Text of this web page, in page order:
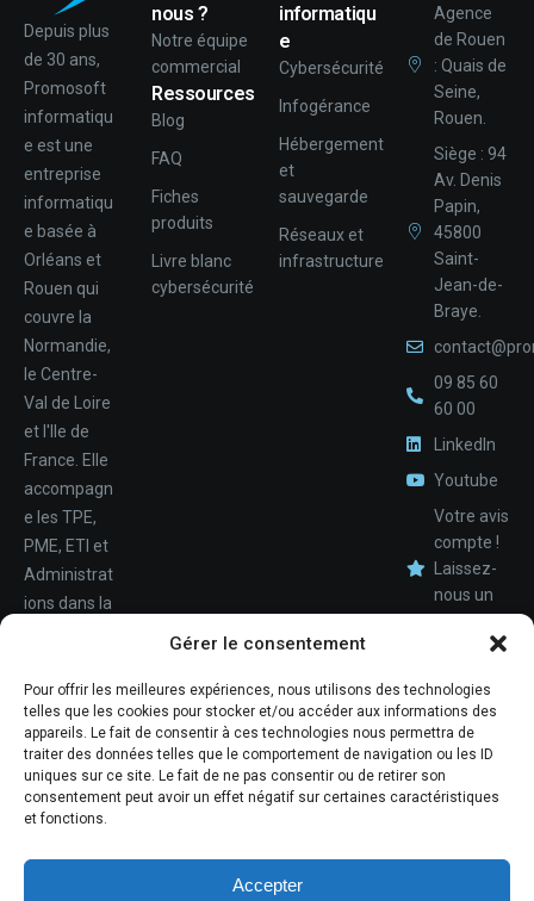
Gérer le consentement
Pour offrir les meilleures expériences, nous utilisons des technologies
telles que les cookies pour stocker et/ou accéder aux informations des
appareils. Le fait de consentir à ces technologies nous permettra de
traiter des données telles que le comportement de navigation ou les ID
uniques sur ce site. Le fait de ne pas consentir ou de retirer son
consentement peut avoir un effet négatif sur certaines caractéristiques
et fonctions.
Accepter
Téléphone
Depuis plus
de 30 ans,
Promosoft
informatiqu
e est une
entreprise
informatiqu
e basée à
Orléans et
Rouen qui
couvre la
Normandie,
le Centre-
Val de Loire
et l'Ile de
France. Elle
accompagn
e les TPE,
PME, ETI et
Administrat
ions dans la
déploiemen
t et la
maintenan
ce de leur
système
ons.
nous ?
Notre équipe
commercial
Ressources
Blog
FAQ
Fiches
produits
Livre blanc
cybersécurité
informatiqu
e
Cybersécurité
Infogérance
Hébergement
et
sauvegarde
Réseaux et
infrastructure
Agence
de Rouen
: Quais de
Seine,
Rouen.
Siège : 94
Av. Denis
Papin,
45800
Saint-
Jean-de-
Braye.
09 85 60
60 00
LinkedIn
Youtube
Votre avis
compte !
Laissez-
nous un